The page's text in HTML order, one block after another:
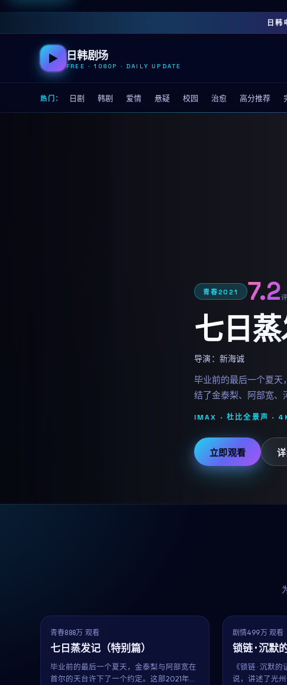
日
▶ 日韩剧场
FREE · 1080P · DAILY UPDATE
热门： 日剧 韩剧 爱情 悬疑 校园 治愈 高分推荐
青春2021 7.2
七日蒸
导演： 新海诚
毕业前的最后一个夏天
结了金泰梨、阿部宽、
IMAX · 杜比全景声 ·
立即观看
热播
青春888万 观看
七日蒸发记（特别篇）
毕业前的最后一个夏天，金泰梨与阿部宽在
首尔的天台许下了一个约定。这部2021年上
NEW
剧情499万 观看
锁链 · 沉默
《锁链 · 沉默
说，讲述了光